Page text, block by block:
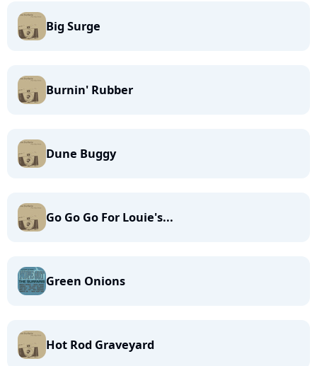
Big Surge
Burnin' Rubber
Dune Buggy
Go Go Go For Louie's...
Green Onions
Hot Rod Graveyard